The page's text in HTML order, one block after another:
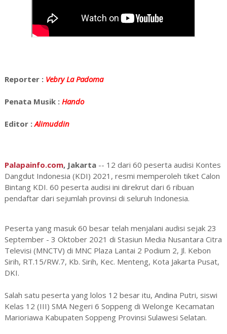
Reporter : Vebry La Padoma
Penata Musik : Hando
Editor :Alimuddin
Palapainfo.com, Jakarta-- 12 dari 60 peserta audisi Kontes
Dangdut Indonesia (KDI) 2021, resmi memperoleh tiket Calon
Bintang KDI. 60 peserta audisi ini direkrut dari 6 ribuan
pendaftar dari sejumlah provinsi di seluruh Indonesia.
Peserta yang masuk 60 besar telah menjalani audisi sejak 23
September - 3 Oktober 2021 di Stasiun Media Nusantara Citra
Televisi (MNCTV) di MNC Plaza Lantai 2 Podium 2, Jl. Kebon
Sirih, RT.15/RW.7, Kb. Sirih, Kec. Menteng, Kota Jakarta Pusat,
DKI.
Salah satu peserta yang lolos 12 besar itu, Andina Putri, siswi
Kelas 12 (III) SMA Negeri 6 Soppeng di Welonge Kecamatan
Marioriawa Kabupaten Soppeng Provinsi Sulawesi Selatan.